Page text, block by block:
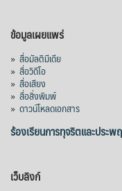
เมื่อวันที่ 5 สิงหาคม
อนุมัติโครงการอ่างเก็บ
จังหวัดจันทบุรี กรอบวงเ
กำหนดระยะเวลาดำเนิ
2576) โดยโครงการมีค
ลูกบาศก์เมตร สามารถ
ชลประทานกว่า 87,700
View on Facebook
ข้อมูลเผยแพร่
» สื่อมัลติมีเดีย
» สื่อวิดีโอ
» สื่อเสียง
» สื่อสิ่งพิมพ์
» ดาวน์โหลดเอกสาร
ร้องเรียนการทุจริตและประ
เว็บลิงก์